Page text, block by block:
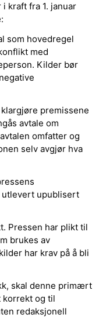
kraft fra 1. januar
som hovedregel
med
Kilder bør
premissene
avtale om
omfatter og
selv avgjør hva
utlevert upublisert
Pressen har plikt til
brukes av
har krav på å bli
skal denne primært
korrekt og til
redaksjonell